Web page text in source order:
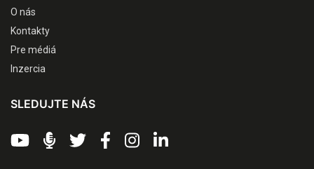
O nás
Kontakty
Pre médiá
Inzercia
SLEDUJTE NÁS